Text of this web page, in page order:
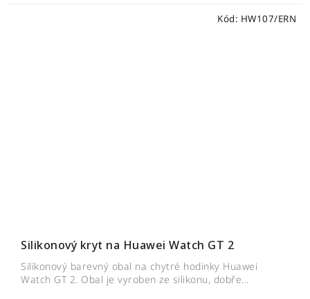
Silikonový kryt na Huawei Watch GT 2
Silikonový barevný obal na chytré hodinky Huawei
Watch GT 2. Obal je vyroben ze silikonu, dobře...
Kód: HW107/ERN